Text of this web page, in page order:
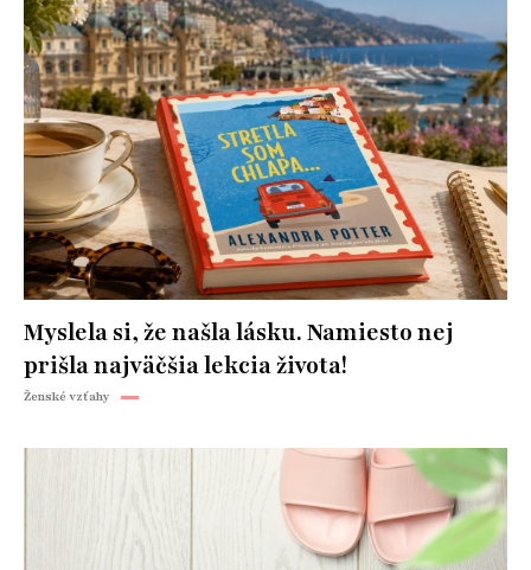
Myslela si, že našla lásku. Namiesto nej
prišla najväčšia lekcia života!
Ženské vzťahy